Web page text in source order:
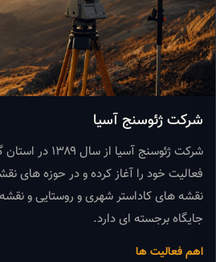
شرکت ژئوسنج آسیا
شرکت ژئوسنج آسیا
نقشه های کاداستر شهری و روستایی و
جایگاه برجسته ای دارد.
اهم فعالیت ها